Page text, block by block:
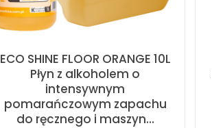
ECO SHINE FLOOR ORANGE 10L
Płyn z alkoholem o
intensywnym
pomarańczowym zapachu
do ręcznego i maszyn...